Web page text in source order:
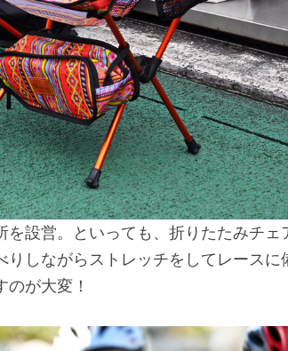
設営。といっても、折りたたみチェ
しながらストレッチをしてレースに
が大変！